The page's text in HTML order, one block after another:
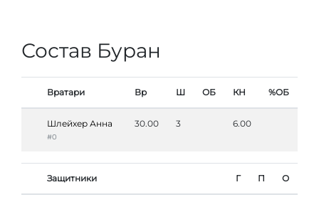
Состав Буран
Вратари Вр Ш ОБ КН %ОБ
Шлейхер Анна
#0
30.00 3 6.00
Защитники Г П О